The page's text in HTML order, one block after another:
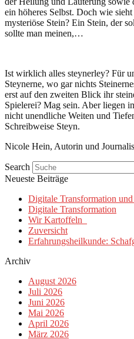
ein höheres Selbst. Doch wie
mysteriöse Stein? Ein Stein, der
sollte man meinen,…
Ist wirklich alles steynerley? Für
Steynerne, wo gar nichts
erst auf den zweiten Blick ihr
Spielerei? Mag sein. Aber liegen
nicht unendliche Weiten und
Schreibweise Steyn.
Nicole Hein, Autorin und
Search
Neueste Beiträge
Digitale Transformation und
Digitale Transformation
Wir Kartoffeln
Zuversicht
Erfahrungsheilkunde:
Archiv
August 2026
Juli 2026
Juni 2026
Mai 2026
April 2026
März 2026